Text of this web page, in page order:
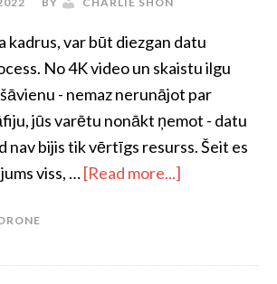
kadrus, var būt diezgan datu
No 4K video un skaistu ilgu
- nemaz nerunājot par
jūs varētu nonākt ņemot - datu
nav bijis tik vērtīgs resurss. Šeit es
viss, …[Read more...]